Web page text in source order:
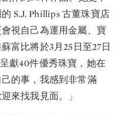
S.J. Phillips 古董珠寶店
視自己為運用金屬、寶
富比將於3月25日至27日
獻40件優秀珠寶，她在
的事，我感到非常滿
來找我見面。」